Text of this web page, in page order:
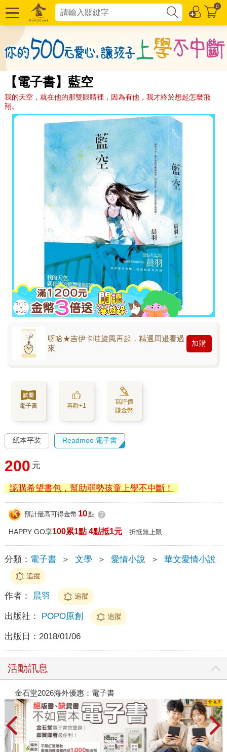
0
【電子書】藍空
我的天空，就在他的那雙眼睛裡，因為有他，我才終於想起怎麼飛
翔。
呀哈★吉伊卡哇旋風再起，精選周邊看過
來
加購
電子書 喜歡+1
寫評價
賺金幣
紙本平裝 Readmoo 電子書
200 元
認購希望書包，幫助弱勢孩童上學不中斷！
預計最高可得金幣 10點 ?
HAPPY GO享100累1點 4點抵1元 折抵無上限
分類： 電子書 ＞ 文學 ＞ 愛情小說 ＞ 華文愛情小說
追蹤
作者： 晨羽 追蹤
出版社： POPO原創 追蹤
出版日： 2018/01/06
活動訊息
金石堂2026海外優惠：電子書